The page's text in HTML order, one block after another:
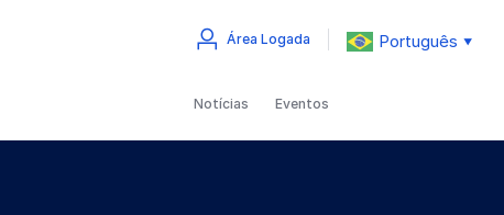
Área Logada Português ▼
Notícias Eventos